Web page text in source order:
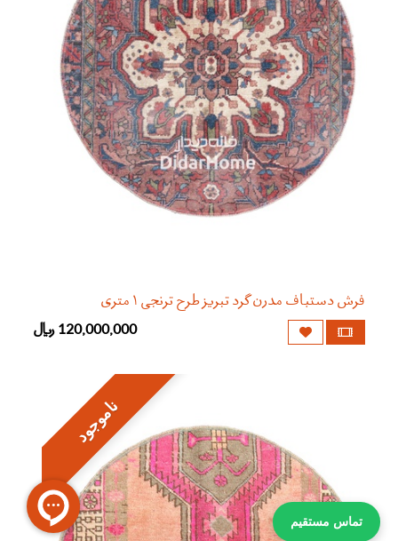
فرش دستباف مدرن گرد تبریز طرح ترنجی ۱ متری
120,000,000﷼
ناموجود
تماس مستقیم